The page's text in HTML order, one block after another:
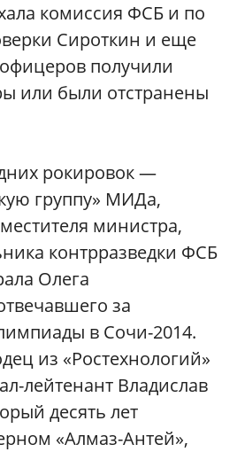
комиссия ФСБ и по
Сироткин и еще
получили
или были отстранены
рокировок —
группу» МИДа,
министра,
контрразведки ФСБ
Олега
за
в Сочи-2014.
из «Ростехнологий»
лейтенант Владислав
десять лет
«Алмаз-Антей»,